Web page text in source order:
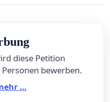
diese Petition
Personen bewerben.
…